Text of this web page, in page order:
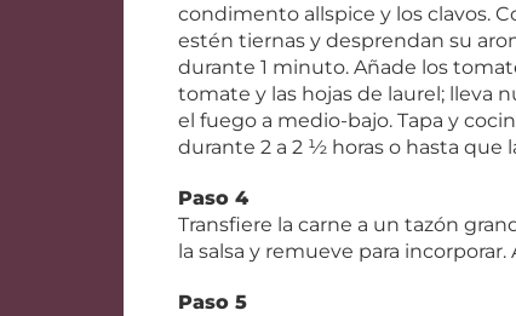
condimento allspice y los clavos.
estén tiernas y desprendan su
durante 1 minuto. Añade los
tomate y las hojas de laurel; lleva
el fuego a medio-bajo. Tapa y
durante 2 a 2 ½ horas o hasta que
Paso 4
Transfiere la carne a un tazón
la salsa y remueve para
Paso 5